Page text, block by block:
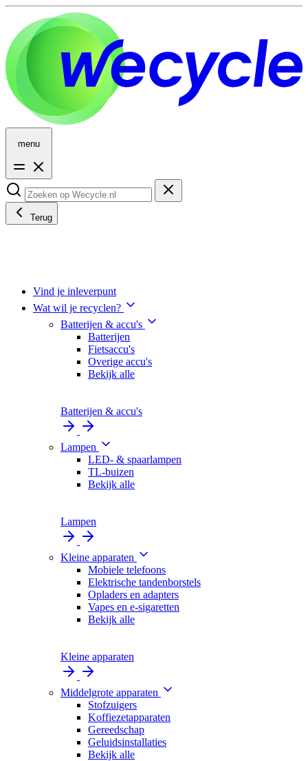
menu
Terug
Vind je inleverpunt
Wat wil je recyclen?
Batterijen & accu's
Batterijen
Fietsaccu's
Overige accu's
Bekijk alle
Batterijen & accu's
Lampen
LED- & spaarlampen
TL-buizen
Bekijk alle
Lampen
Kleine apparaten
Mobiele telefoons
Elektrische tandenborstels
Opladers en adapters
Vapes en e-sigaretten
Bekijk alle
Kleine apparaten
Middelgrote apparaten
Stofzuigers
Koffiezetapparaten
Gereedschap
Geluidsinstallaties
Bekijk alle